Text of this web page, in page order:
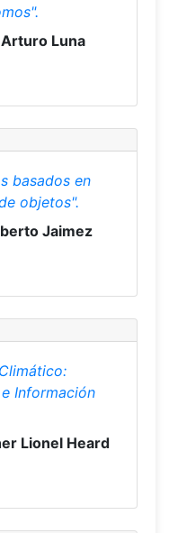
Luna
basados en
objetos".
Jaimez
Información
Lionel Heard